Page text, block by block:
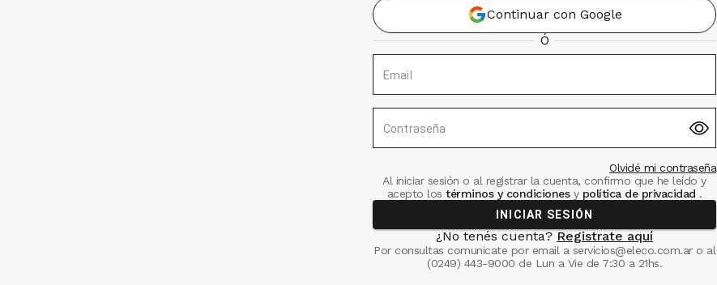
Continuar con Google
Ó
Email
Contraseña
Olvidé mi contraseña
Al iniciar sesión o al registrar la cuenta, confirmo que he leído y
acepto los términos y condiciones ypolítica de privacidad .
INICIAR SESIÓN
¿No tenés cuenta? Registrate aquí
Por consultas comunicate por email a servicios@eleco.com.aro al
(0249) 443-9000 de Lun a Vie de 7:30 a 21hs.